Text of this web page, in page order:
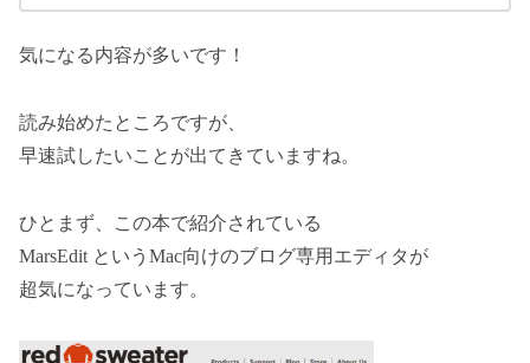
気になる内容が多いです！
読み始めたところですが、
早速試したいことが出てきていますね。
ひとまず、この本で紹介されている
MarsEdit というMac向けのブログ専用エディタが
超気になっています。